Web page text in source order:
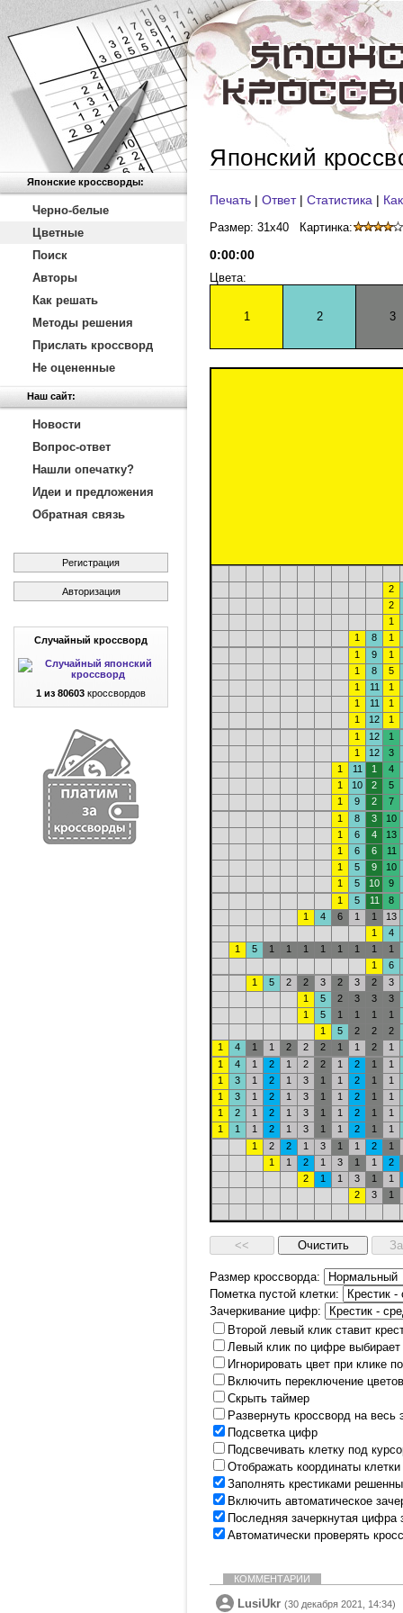
Японские кроссворды:
Черно-белые
Цветные
Поиск
Авторы
Как решать
Методы решения
Прислать кроссворд
Не оцененные
Наш сайт:
Новости
Вопрос-ответ
Нашли опечатку?
Идеи и предложения
Обратная связь
Регистрация
Авторизация
Случайный кроссворд
1 из 80603 кроссвордов
Японский
Печать | Ответ| Статистика |
Размер: 31x40 Картинка:
0:00:00
Цвета:
1 2 3
2
2
1
1
8
1
1
9
1
1
8
5
1
11
1
1
11
1
1
12
1
1
12
1
1
12
3
1
11 1
4
1
10 2
5
1
9 2
7
1
8 3
10
1
6 4
13
1
6 6
11
1
5 9
10
1
5 10
9
1
5 11
8
1
4 6 1 1
13
1
4
1
5 1 1 1 1 1 1 1
1
1
6
1
5 2 2 3 2 3 2
3
1
5 2 3 3
3
1
5 1 1 1
1
1
5 2 2
2
1
4 1 1 2 2 2 1 1 2
1
1
4 1 2 1 2 2 1 2 1
1
1
3 1 2 1 3 1 1 2 1
1
1
3 1 2 1 3 1 1 2 1
1
1
2 1 2 1 3 1 1 2 1
1
1
1 1 2 1 3 1 1 2 1
1
1
2 2 1 3 1 1 2
1
1
1 2 1 3 1 1
2
2
1 1 3 1
1
2
3 1
Размер кроссворда:
Пометка пустой клетки:
Зачеркивание цифр:
Второй левый клик ставит
Левый клик по цифре выбирает
Игнорировать цвет при клике
Включить переключение
Скрыть таймер
Развернуть кроссворд на
Подсветка цифр
Подсвечивать клетку под
Отображать координаты
Заполнять крестиками
Включить автоматическое
Последняя зачеркнутая цифра
Автоматически проверять
КОММЕНТАРИИ
LusiUkr (30 декабря 2021, 14:34)